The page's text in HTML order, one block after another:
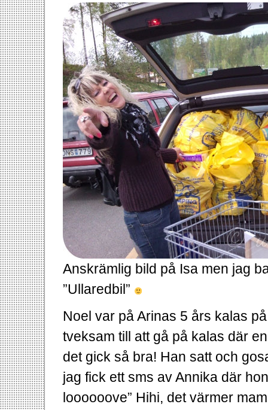
Anskrämlig bild på Isa men jag
”Ullaredbil”
Noel var på Arinas 5 års kalas
tveksam till att gå på kalas där
det gick så bra! Han satt och
jag fick ett sms av Annika där
loooooove” Hihi, det värmer